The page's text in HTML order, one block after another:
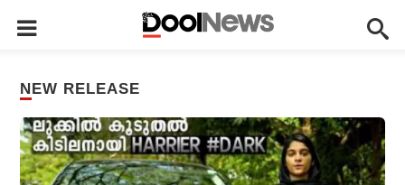
NEW RELEASE